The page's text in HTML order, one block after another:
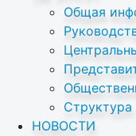
Общая
Структура
НОВОСТИ